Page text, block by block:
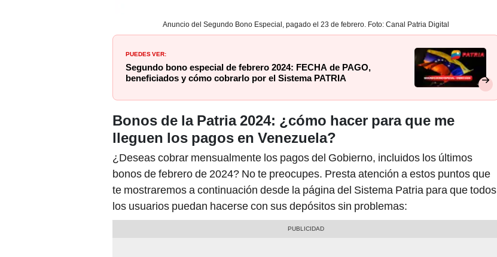
Anuncio del Segundo Bono Especial, pagado el 23 de febrero. Foto: Canal Patria Digital
PUEDES VER:
Segundo bono especial de febrero 2024: FECHA de PAGO,
beneficiados y cómo cobrarlo por el Sistema PATRIA
Bonos de la Patria 2024: ¿cómo hacer para que me
lleguen los pagos en Venezuela?
¿Deseas cobrar mensualmente los pagos del Gobierno, incluidos los últimos
bonos de febrero de 2024? No te preocupes. Presta atención a estos puntos que
te mostraremos a continuación desde la página del Sistema Patria para que todos
los usuarios puedan hacerse con sus depósitos sin problemas: